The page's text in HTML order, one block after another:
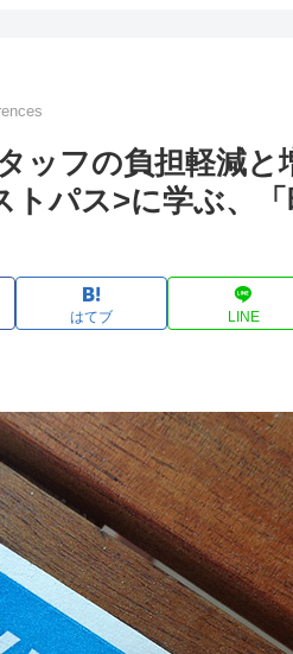
ッフの負担軽減と
パス>に学ぶ、「
はてブ LINE